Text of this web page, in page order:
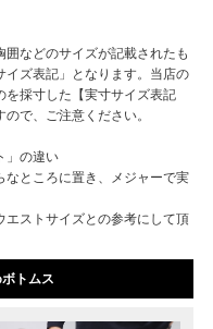
などのサイズが記載されたも
イズ表記」となります。当店の
を採寸した【実寸サイズ表記
で、ご注意ください。
」の違い
なところに置き、メジャーで実
エストサイズとの参考にして頂
トムス